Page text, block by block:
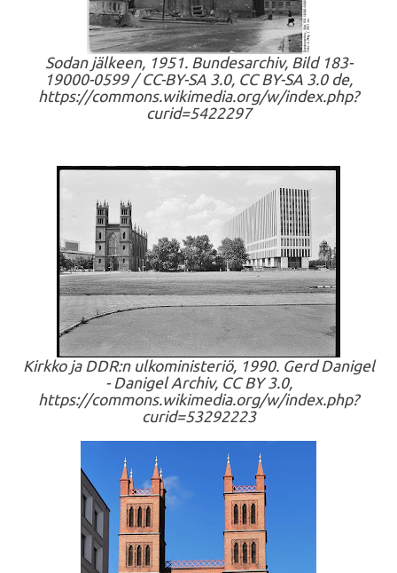
Sodan jälkeen, 1951. Bundesarchiv, Bild 183-
19000-0599 / CC-BY-SA 3.0, CC BY-SA 3.0 de,
https://commons.wikimedia.org/w/index.php?
curid=5422297
Kirkko ja DDR:n ulkoministeriö, 1990. Gerd Danigel
- Danigel Archiv, CC BY 3.0,
https://commons.wikimedia.org/w/index.php?
curid=53292223